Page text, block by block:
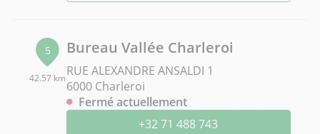
5
42.57 km
Bureau Vallée Charleroi
RUE ALEXANDRE ANSALDI 1
6000 Charleroi
Fermé actuellement
+32 71 488 743